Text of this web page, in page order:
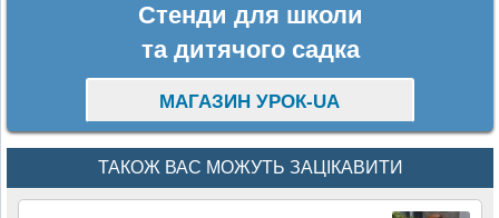
Стенди для школи
та дитячого садка
МАГАЗИН УРОК-UA
ТАКОЖ ВАС МОЖУТЬ ЗАЦІКАВИТИ